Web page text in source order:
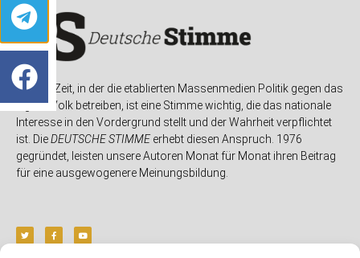
In einer Zeit, in der die etablierten Massenmedien Politik gegen das
eigene Volk betreiben, ist eine Stimme wichtig, die das nationale
Interesse in den Vordergrund stellt und der Wahrheit verpflichtet
ist. DieDEUTSCHE STIMMEerhebt diesen Anspruch. 1976
gegründet, leisten unsere Autoren Monat für Monat ihren Beitrag
für eine ausgewogenere Meinungsbildung.